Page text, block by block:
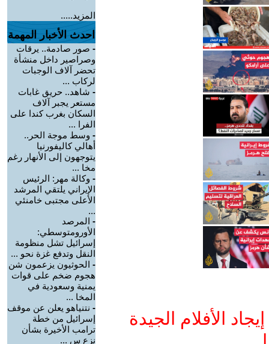
الأفلام الجيدة
المزيد.....
احدث الأخبار المهمة
- صور صادمة.. يرقات
وصراصير داخل منشأة
تحضر آلاف الوجبات
لركاب ...
- شاهد.. حريق غابات
مستعر يجبر آلاف
السكان بغرب كندا على
الفرا ...
- وسط موجة الحر..
أهالي كاليفورنيا
يتوجهون إلى الأنهار رغم
مخا ...
- وكالة مهر: الرئيس
الإيراني يلتقي المرشد
الأعلى مجتبى خامنئي
...
- المرصد
الأورومتوسطي:
إسرائيل تشل منظومة
النقل وتدفع غزة نحو ...
- الحوثيون يزعمون شن
هجوم ضخم على قوات
يمنية وسعودية في
المخا ...
- نتنياهو يعلن عن موقف
إسرائيل من خطة
ترامب الأخيرة بشأن
نزع س ...